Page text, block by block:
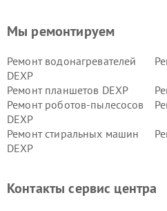
Мы ремонтируем
Ремонт водонагревателей
DEXP
Ремонт планшетов DEXP
Ремонт роботов-пылесосов
DEXP
Ремонт стиральных машин
DEXP
Ремонт серверов DEXP
Контакты сервис центра